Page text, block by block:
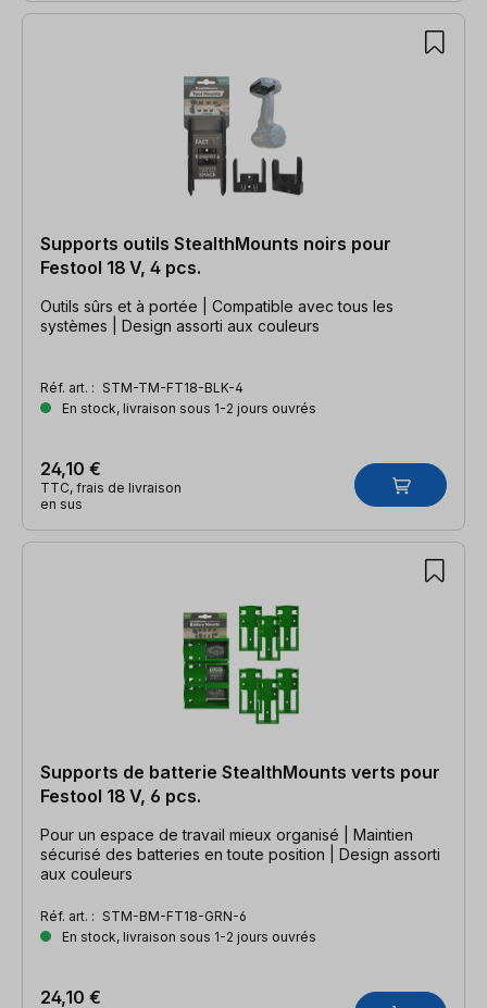
Supports outils StealthMounts noirs pour
Festool 18 V, 4 pcs.
Outils sûrs et à portée | Compatible avec tous les
systèmes | Design assorti aux couleurs
Réf. art. : STM-TM-FT18-BLK-4
En stock, livraison sous 1-2 jours ouvrés
24,10 €
TTC, frais de livraison
en sus
Supports de batterie StealthMounts verts pour
Festool 18 V, 6 pcs.
Pour un espace de travail mieux organisé | Maintien
sécurisé des batteries en toute position | Design assorti
aux couleurs
Réf. art. : STM-BM-FT18-GRN-6
En stock, livraison sous 1-2 jours ouvrés
24,10 €